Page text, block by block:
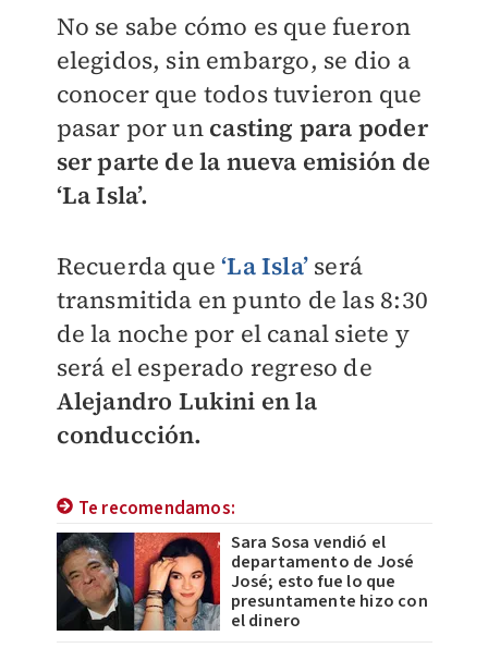
No se sabe cómo es que fueron
elegidos, sin embargo, se dio a
conocer que todos tuvieron que
pasar por un casting para poder
ser parte de la nueva emisión de
‘La Isla’.
Recuerda que‘La Isla’será
transmitida en punto de las 8:30
de la noche por el canal siete y
será el esperado regreso de
Alejandro Lukini en la
conducción.
Te recomendamos:
Sara Sosa vendió el
departamento de José
José; esto fue lo que
presuntamente hizo con
el dinero